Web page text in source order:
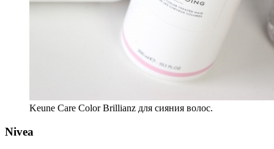
Keune Care Color Brillianz для сияния волос.
Nivea